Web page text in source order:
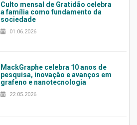
Culto mensal de Gratidão celebra
a família como fundamento da
sociedade
01.06.2026
MackGraphe celebra 10 anos de
pesquisa, inovação e avanços em
grafeno e nanotecnologia
22.05.2026